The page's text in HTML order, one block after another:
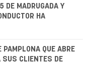
DE MADRUGADA Y
HA
PAMPLONA QUE ABRE
SUS CLIENTES DE